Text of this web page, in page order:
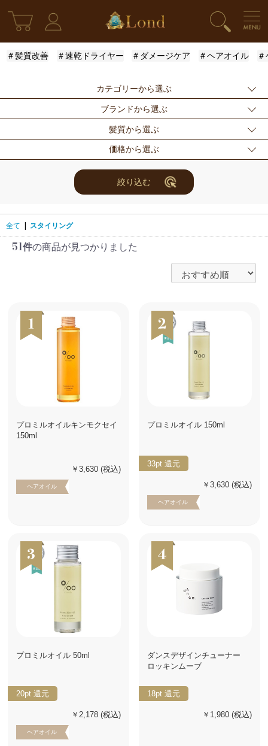
＃髪質改善 ＃速乾ドライヤー ＃ダメージケア ＃ヘアオイル
カテゴリーから選ぶ
新発売 シャンプー
トリートメント
アウトバストリー
ドライヤー・ヘア
アイロン
スタイリング
for Men
メンズスタイリン
グ
レディース
ブランドから選ぶ
指定なし Londオリジナル
ケラスターゼ
モロッカンオイル
ルベル
アリミノ
ナンバースリー
ミアン フォード
ホリスティックキ
アクティバート
髪質から選ぶ
ふんわり ハリ・コシ
ウェット
ツヤ
しっとり
価格から選ぶ
〜3000円
3001円〜5000円
円
30000円
絞り込む
全て | スタイリング
51件の商品が見つかりました
プロミルオイルキンモクセイ
150ml
￥3,630 (税込)
ヘアオイル
プロミルオイル 150ml
33pt 還元
￥3,630 (税込)
ヘアオイル
プロミルオイル 50ml
20pt 還元
￥2,178 (税込)
ヘアオイル
ダンスデザインチューナー
ロッキンムーブ
18pt 還元
￥1,980 (税込)